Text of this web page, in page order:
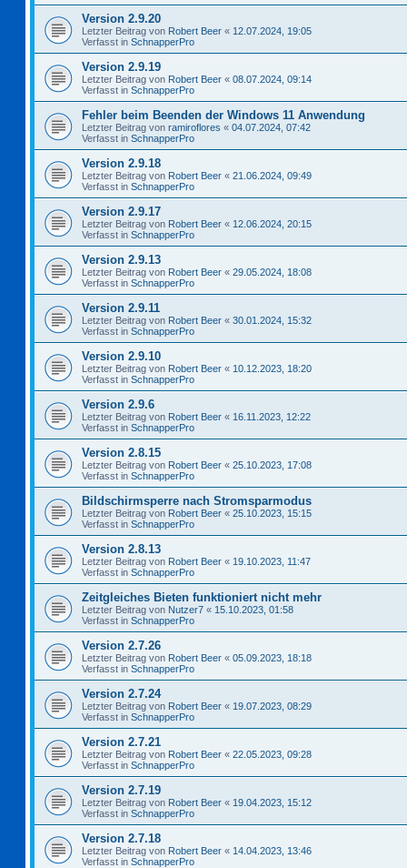
Version 2.9.20
Letzter Beitrag von Robert Beer « 12.07.2024, 19:05
Verfasst in SchnapperPro
Version 2.9.19
Letzter Beitrag von Robert Beer « 08.07.2024, 09:14
Verfasst in SchnapperPro
Fehler beim Beenden der Windows 11 Anwendung
Letzter Beitrag von ramiroflores « 04.07.2024, 07:42
Verfasst in SchnapperPro
Version 2.9.18
Letzter Beitrag von Robert Beer « 21.06.2024, 09:49
Verfasst in SchnapperPro
Version 2.9.17
Letzter Beitrag von Robert Beer « 12.06.2024, 20:15
Verfasst in SchnapperPro
Version 2.9.13
Letzter Beitrag von Robert Beer « 29.05.2024, 18:08
Verfasst in SchnapperPro
Version 2.9.11
Letzter Beitrag von Robert Beer « 30.01.2024, 15:32
Verfasst in SchnapperPro
Version 2.9.10
Letzter Beitrag von Robert Beer « 10.12.2023, 18:20
Verfasst in SchnapperPro
Version 2.9.6
Letzter Beitrag von Robert Beer « 16.11.2023, 12:22
Verfasst in SchnapperPro
Version 2.8.15
Letzter Beitrag von Robert Beer « 25.10.2023, 17:08
Verfasst in SchnapperPro
Bildschirmsperre nach Stromsparmodus
Letzter Beitrag von Robert Beer « 25.10.2023, 15:15
Verfasst in SchnapperPro
Version 2.8.13
Letzter Beitrag von Robert Beer « 19.10.2023, 11:47
Verfasst in SchnapperPro
Zeitgleiches Bieten funktioniert nicht mehr
Letzter Beitrag von Nutzer7 « 15.10.2023, 01:58
Verfasst in SchnapperPro
Version 2.7.26
Letzter Beitrag von Robert Beer « 05.09.2023, 18:18
Verfasst in SchnapperPro
Version 2.7.24
Letzter Beitrag von Robert Beer « 19.07.2023, 08:29
Verfasst in SchnapperPro
Version 2.7.21
Letzter Beitrag von Robert Beer « 22.05.2023, 09:28
Verfasst in SchnapperPro
Version 2.7.19
Letzter Beitrag von Robert Beer « 19.04.2023, 15:12
Verfasst in SchnapperPro
Version 2.7.18
Letzter Beitrag von Robert Beer « 14.04.2023, 13:46
Verfasst in SchnapperPro